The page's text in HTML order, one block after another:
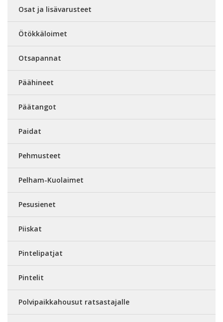
Osat ja lisävarusteet
Ötökkäloimet
Otsapannat
Päähineet
Päätangot
Paidat
Pehmusteet
Pelham-Kuolaimet
Pesusienet
Piiskat
Pintelipatjat
Pintelit
Polvipaikkahousut ratsastajalle